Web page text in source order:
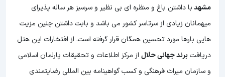
مشهدبا داشتن باغ و منظره ای بی نظیر و سرسبز هر ساله پذيرای
ميهمانان زیادی از سرتاسر کشور می باشد و بابت داشتن چنین مزیت
هایی بارها مورد تحسین همگان قرار گرفته است. از افتخارات این هتل
دریافت برند جهانی حلال از مرکز اطلاعات و تحقیقات پارلمان اسلامی
و سازمان میراث فرهنگی و کسب گواهینامه بین المللی رضایتمندی